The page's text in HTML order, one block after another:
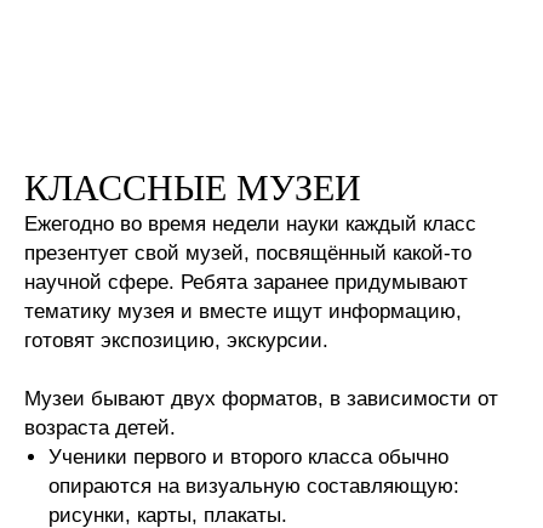
КЛАССНЫЕ МУЗЕИ
Ежегодно во время недели науки каждый класс
презентует свой музей, посвящённый какой-то
научной сфере. Ребята заранее придумывают
тематику музея и вместе ищут информацию,
готовят экспозицию, экскурсии.
Музеи бывают двух форматов, в зависимости от
возраста детей.
Ученики первого и второго класса обычно
опираются на визуальную составляющую:
рисунки, карты, плакаты.